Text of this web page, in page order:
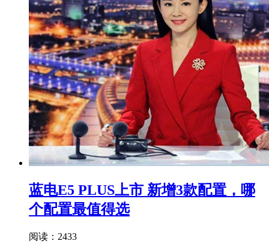
蓝电E5 PLUS上市 新增3款配置，哪
个配置最值得选
阅读：2433